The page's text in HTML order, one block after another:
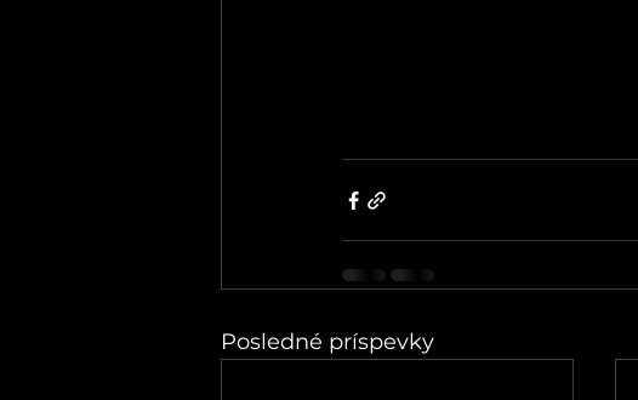
Posledné príspevky